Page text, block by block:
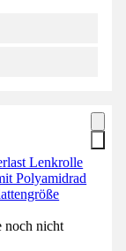
Lenkrolle
Polyamidrad
noch nicht